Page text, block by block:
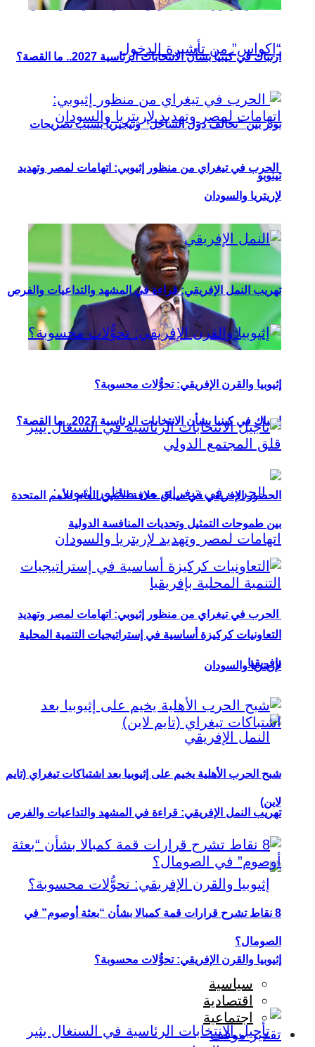
توتر بين “تحالف دول الساحل” ونيجيريا بسبب تصريحات
تينوبو
ارتباك في كينيا بشأن الانتخابات الرئاسية 2027.. ما القصة؟
الحرب في تيغراي من منظور إثيوبي: اتهامات لمصر وتهديد
لإريتريا والسودان
تهريب النمل الإفريقي: قراءة في المشهد والتداعيات والفرص
إثيوبيا والقرن الإفريقي: تحوُّلات محسوبة؟
ارتباك في كينيا بشأن الانتخابات الرئاسية 2027.. ما القصة؟
الحرب في تيغراي من منظور إثيوبي: اتهامات لمصر وتهديد
لإريتريا والسودان
تهريب النمل الإفريقي: قراءة في المشهد والتداعيات والفرص
إثيوبيا والقرن الإفريقي: تحوُّلات محسوبة؟
الحضور الإفريقي في سباق خلافة الأمين العام للأمم المتحدة
بين طموحات التمثيل وتحديات المنافسة الدولية
التعاونيات كركيزة أساسية في إستراتيجيات التنمية المحلية
بإفريقيا
شبح الحرب الأهلية يخيم على إثيوبيا بعد اشتباكات تيغراي (تايم
لاين)
8 نقاط تشرح قرارات قمة كمبالا بشأن “بعثة أوصوم” في
الصومال؟
سياسية
اقتصادية
اجتماعية
تقدير موقف